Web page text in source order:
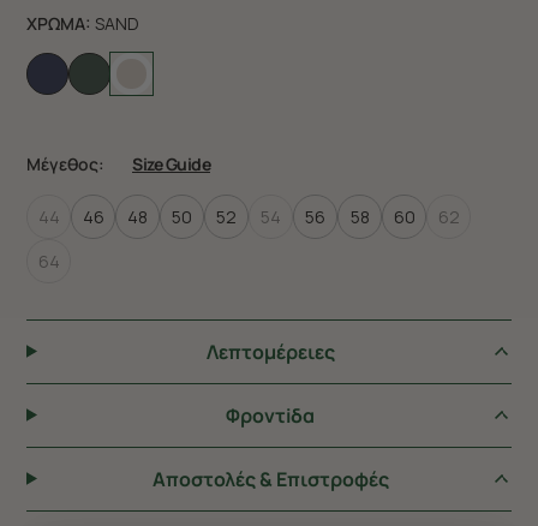
ΧΡΩΜΑ: SAND
Μέγεθος: Size Guide
44 46 48 50 52 54 56 58 60
62
64
Λεπτομέρειες
Φροντiδα
Αποστολές & Επιστροφές